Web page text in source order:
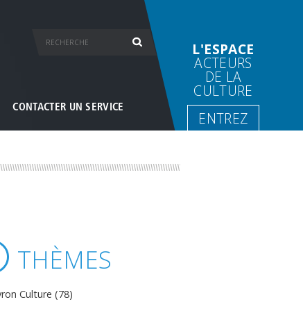
L'ESPACE
ACTEURS
DE LA
CULTURE
ENTREZ
CONTACTER UN SERVICE
THÈMES
Culture (78)